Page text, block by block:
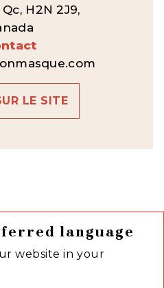
language
website in your
H2N 2J9,
LE SITE